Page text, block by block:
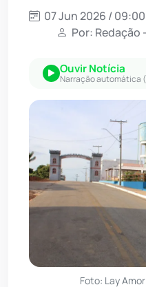
07 Jun 2026 / 09:00
Por: Redação
Ouvir Notícia
Narração automática
Foto: Lay